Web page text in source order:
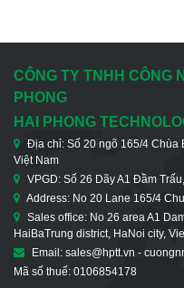
CÔNG TY TNHH CÔNG
PHONG
HAI PHONG
Địa chỉ: Số 20 ngõ 165/4 Chùa
Việt Nam
VPGD: Số 26 Dãy A1 Đầm
Address: No 20 Lane 165/4
Sales office: No 26 area A1
HaiBaTrung district, HaNoi city,
Email: sales@hptt.vn -
Mã số thuế: 0106854178